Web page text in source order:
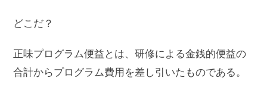
どこだ？
正味プログラム便益とは、研修による金銭的便益の
合計からプログラム費用を差し引いたものである。